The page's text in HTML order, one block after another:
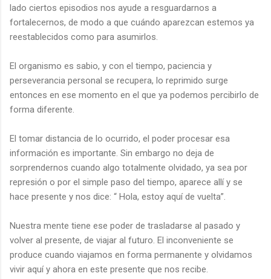
lado ciertos episodios nos ayude a resguardarnos a
fortalecernos, de modo a que cuándo aparezcan estemos ya
reestablecidos como para asumirlos.
El organismo es sabio, y con el tiempo, paciencia y
perseverancia personal se recupera, lo reprimido surge
entonces en ese momento en el que ya podemos percibirlo de
forma diferente.
El tomar distancia de lo ocurrido, el poder procesar esa
información es importante. Sin embargo no deja de
sorprendernos cuando algo totalmente olvidado, ya sea por
represión o por el simple paso del tiempo, aparece allí y se
hace presente y nos dice: “ Hola, estoy aquí de vuelta”.
Nuestra mente tiene ese poder de trasladarse al pasado y
volver al presente, de viajar al futuro. El inconveniente se
produce cuando viajamos en forma permanente y olvidamos
vivir aquí y ahora en este presente que nos recibe.